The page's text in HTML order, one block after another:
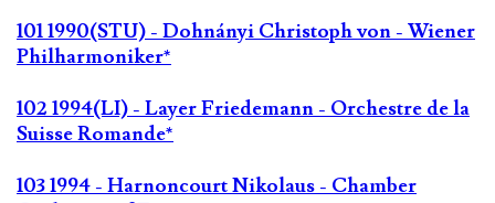
101 1990(STU) - Dohnányi Christoph von - Wiener
Philharmoniker*
102 1994(LI) - Layer Friedemann - Orchestre de la
Suisse Romande*
103 1994 - Harnoncourt Nikolaus - Chamber